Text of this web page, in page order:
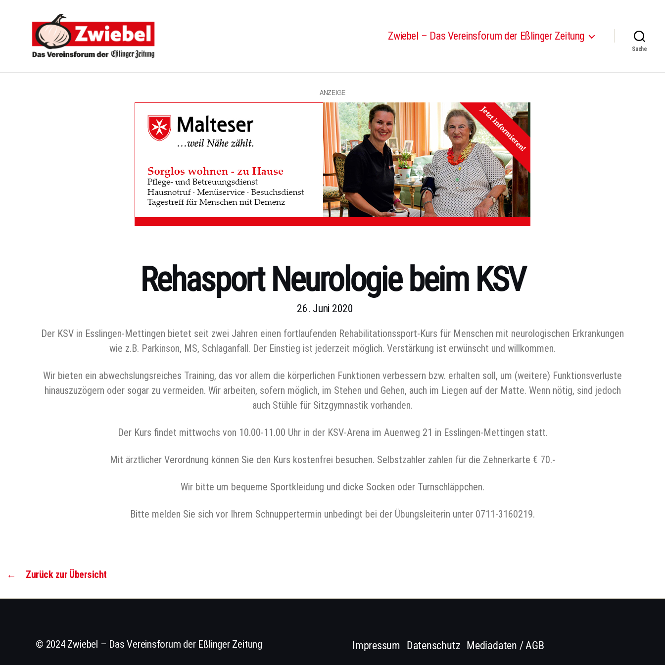
-
Zwiebel – Das Vereinsforum der Eßlinger Zeitung
Suche
ANZEIGE
Rehasport Neurologie beim KSV
26. Juni 2020
Der KSV in Esslingen-Mettingen bietet seit zwei Jahren einen fortlaufenden Rehabilitationssport-Kurs für Menschen mit neurologischen Erkrankungen
wie z.B. Parkinson, MS, Schlaganfall. Der Einstieg ist jederzeit möglich. Verstärkung ist erwünscht und willkommen.
Wir bieten ein abwechslungsreiches Training, das vor allem die körperlichen Funktionen verbessern bzw. erhalten soll, um (weitere) Funktionsverluste
hinauszuzögern oder sogar zu vermeiden. Wir arbeiten, sofern möglich, im Stehen und Gehen, auch im Liegen auf der Matte. Wenn nötig, sind jedoch
auch Stühle für Sitzgymnastik vorhanden.
Der Kurs findet mittwochs von 10.00-11.00 Uhr in der KSV-Arena im Auenweg 21 in Esslingen-Mettingen statt.
Mit ärztlicher Verordnung können Sie den Kurs kostenfrei besuchen. Selbstzahler zahlen für die Zehnerkarte € 70.-
Wir bitte um bequeme Sportkleidung und dicke Socken oder Turnschläppchen.
Bitte melden Sie sich vor Ihrem Schnuppertermin unbedingt bei der Übungsleiterin unter 0711-3160219.
← Zurück zur Übersicht
© 2024 Zwiebel – Das Vereinsforum der Eßlinger Zeitung Impressum Datenschutz Mediadaten / AGB